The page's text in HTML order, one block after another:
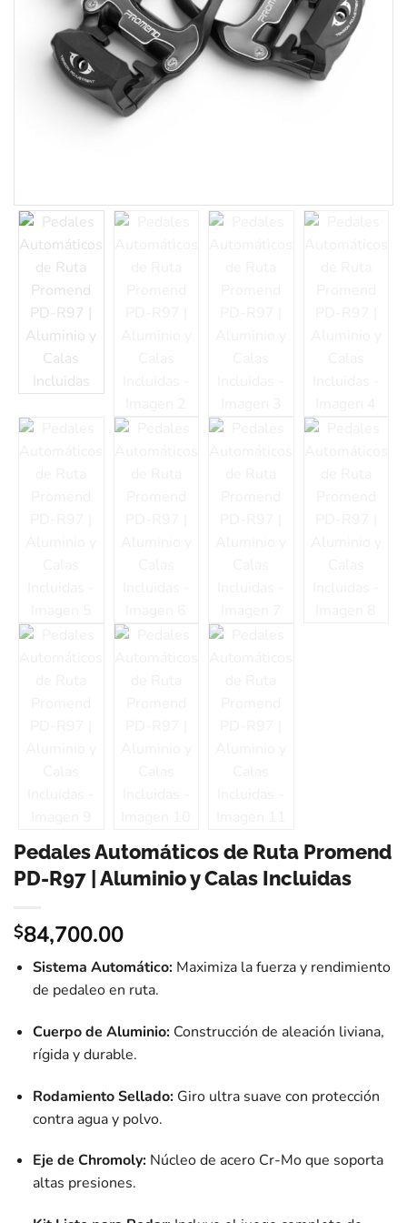
Pedales Automáticos de Ruta Promend
PD-R97 | Aluminio y Calas Incluidas
$84,700.00
Sistema Automático:Maximiza la fuerza y rendimiento
de pedaleo en ruta.
Cuerpo de Aluminio:Construcción de aleación liviana,
rígida y durable.
Rodamiento Sellado:Giro ultra suave con protección
contra agua y polvo.
Eje de Chromoly:Núcleo de acero Cr-Mo que soporta
altas presiones.